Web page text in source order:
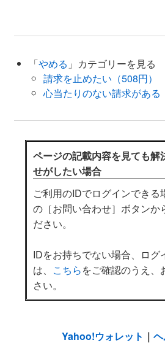
「やめる 」カテゴリーを見る
請求を止めたい（508円）
心当たりのない請求がある
ページの記載内容を見ても解
せがしたい場合
ご利用のIDでログインできる
の［お問い合わせ］ボタンか
ださい。
IDをお持ちでない場合、ログ
は、 こちらをご確認のうえ、
さい。
Yahoo!ウォレット ｜